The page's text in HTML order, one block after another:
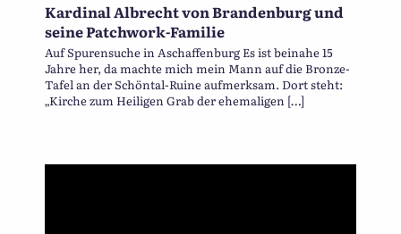
Kardinal Albrecht von Brandenburg und
seine Patchwork-Familie
Auf Spurensuche in Aschaffenburg Es ist beinahe 15
Jahre her, da machte mich mein Mann auf die Bronze-
Tafel an der Schöntal-Ruine aufmerksam. Dort steht:
„Kirche zum Heiligen Grab der ehemaligen […]